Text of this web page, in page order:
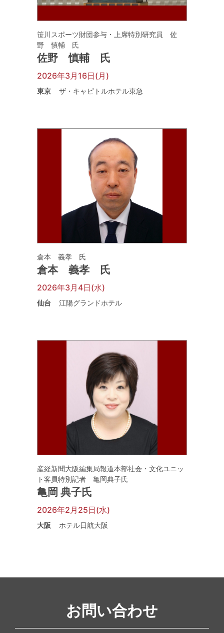
笹川スポーツ財団参与・上席特別研究員 佐
野 慎輔 氏
佐野 慎輔 氏
2026年3月16日(月)
東京 ザ・キャピトルホテル東急
倉本 義孝 氏
倉本 義孝 氏
2026年3月4日(水)
仙台 江陽グランドホテル
産経新聞大阪編集局報道本部社会・文化ユニッ
ト客員特別記者 亀岡典子氏
亀岡 典子氏
2026年2月25日(水)
大阪 ホテル日航大阪
お問い合わせ